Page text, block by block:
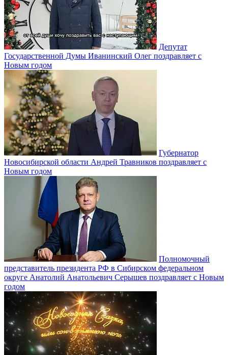
Депутат
Государственной Думы Иванинский Олег поздравляет с
Новым годом
Губернатор
Новосибирской области Андрей Травников поздравляет с
Новым годом
Полномочный
представитель президента РФ в Сибирском федеральном
округе Анатолий Анатольевич Серышев поздравляет с Новым
годом